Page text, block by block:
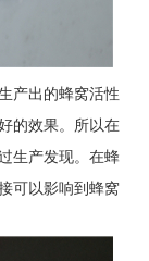
产出的蜂窝活性
的效果。所以在
生产发现。在蜂
可以影响到蜂窝